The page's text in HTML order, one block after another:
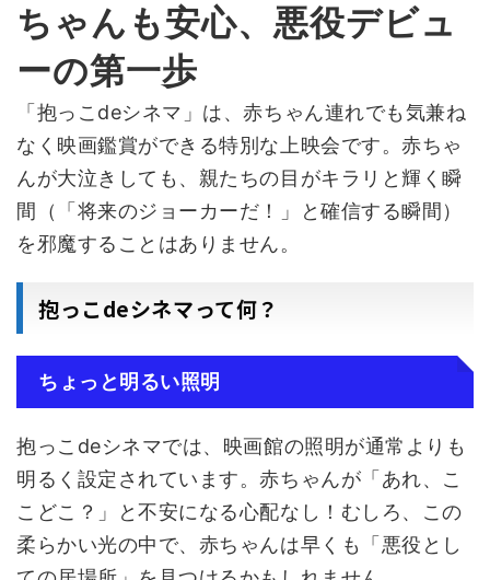
ちゃんも安心、悪役デビュ
ーの第一歩
「抱っこdeシネマ」は、赤ちゃん連れでも気兼ね
なく映画鑑賞ができる特別な上映会です。赤ちゃ
んが大泣きしても、親たちの目がキラリと輝く瞬
間（「将来のジョーカーだ！」と確信する瞬間）
を邪魔することはありません。
抱っこdeシネマって何？
ちょっと明るい照明
抱っこdeシネマでは、映画館の照明が通常よりも
明るく設定されています。赤ちゃんが「あれ、こ
こどこ？」と不安になる心配なし！むしろ、この
柔らかい光の中で、赤ちゃんは早くも「悪役とし